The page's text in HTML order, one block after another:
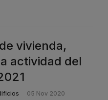
vivienda,
actividad del
05 Nov 2020